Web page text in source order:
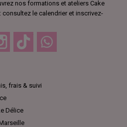
nos formations et ateliers Cake
consultez le calendrier et inscrivez-
Instagram TikTok
frais & suivi
Délice